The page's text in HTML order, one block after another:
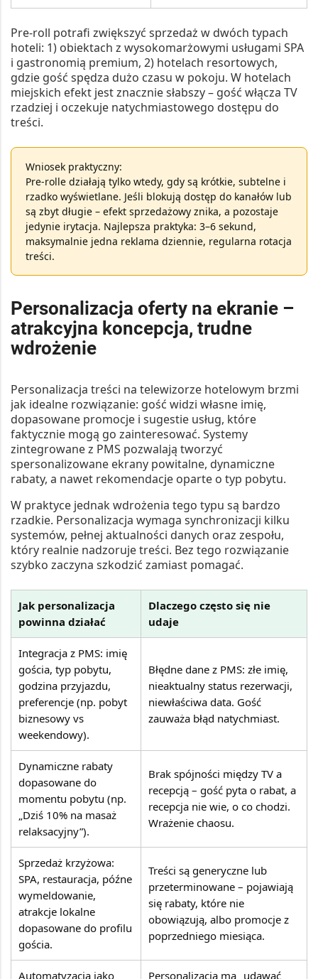
Pre-roll potrafi zwiększyć sprzedaż w dwóch typach
hoteli: 1) obiektach z wysokomarżowymi usługami SPA
i gastronomią premium, 2) hotelach resortowych,
gdzie gość spędza dużo czasu w pokoju. W hotelach
miejskich efekt jest znacznie słabszy – gość włącza TV
rzadziej i oczekuje natychmiastowego dostępu do
treści.
Wniosek praktyczny:
Pre-rolle działają tylko wtedy, gdy są krótkie, subtelne i
rzadko wyświetlane. Jeśli blokują dostęp do kanałów lub
są zbyt długie – efekt sprzedażowy znika, a pozostaje
jedynie irytacja. Najlepsza praktyka: 3–6 sekund,
maksymalnie jedna reklama dziennie, regularna rotacja
treści.
Personalizacja oferty na ekranie –
atrakcyjna koncepcja, trudne
wdrożenie
Personalizacja treści na telewizorze hotelowym brzmi
jak idealne rozwiązanie: gość widzi własne imię,
dopasowane promocje i sugestie usług, które
faktycznie mogą go zainteresować. Systemy
zintegrowane z PMS pozwalają tworzyć
spersonalizowane ekrany powitalne, dynamiczne
rabaty, a nawet rekomendacje oparte o typ pobytu.
W praktyce jednak wdrożenia tego typu są bardzo
rzadkie. Personalizacja wymaga synchronizacji kilku
systemów, pełnej aktualności danych oraz zespołu,
który realnie nadzoruje treści. Bez tego rozwiązanie
szybko zaczyna szkodzić zamiast pomagać.
Jak personalizacja
powinna działać
Dlaczego często się nie
udaje
Integracja z PMS: imię
gościa, typ pobytu,
godzina przyjazdu,
preferencje (np. pobyt
biznesowy vs
weekendowy).
Błędne dane z PMS: złe imię,
nieaktualny status rezerwacji,
niewłaściwa data. Gość
zauważa błąd natychmiast.
Dynamiczne rabaty
dopasowane do
momentu pobytu (np.
„Dziś 10% na masaż
relaksacyjny”).
Brak spójności między TV a
recepcją – gość pyta o rabat, a
recepcja nie wie, o co chodzi.
Wrażenie chaosu.
Sprzedaż krzyżowa:
SPA, restauracja, późne
wymeldowanie,
atrakcje lokalne
dopasowane do profilu
gościa.
Treści są generyczne lub
przeterminowane – pojawiają
się rabaty, które nie
obowiązują, albo promocje z
poprzedniego miesiąca.
Automatyzacja jako Personalizacja ma „udawać